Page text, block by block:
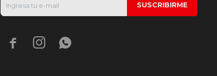
SUSCRIBIRME
  